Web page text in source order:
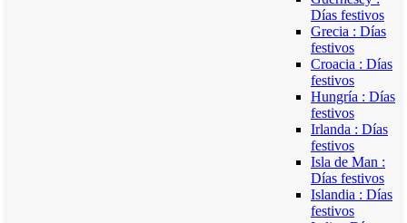
Días festivos
Grecia : Días
festivos
Croacia : Días
festivos
Hungría : Días
festivos
Irlanda : Días
festivos
Isla de Man :
Días festivos
Islandia : Días
festivos